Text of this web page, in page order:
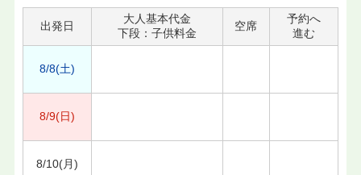
出発日
大人基本代金
下段：子供料金
空席
予約へ
進む
8/8(土)
8/9(日)
8/10(月)